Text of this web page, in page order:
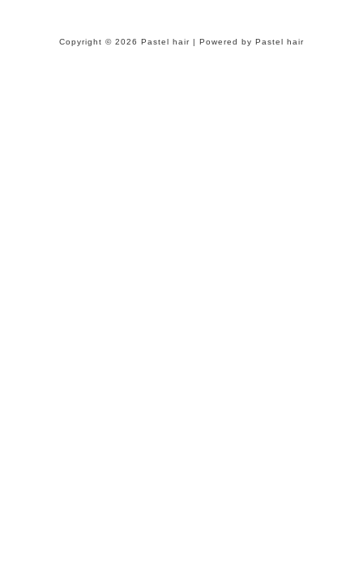
Copyright © 2026 Pastel hair | Powered by Pastel hair